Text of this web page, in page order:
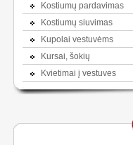
Kostiumų pardavimas
Kostiumų siuvimas
Kupolai vestuvėms
Kursai, šokių
Kvietimai į vestuves